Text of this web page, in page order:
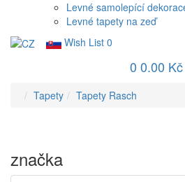
Levné samolepící
Levné tapety na zeď
Wish List 0
0 0.00 Kč
Tapety Tapety Rasch
značka